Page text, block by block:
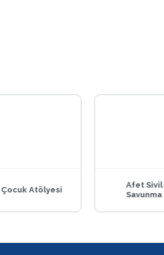
Çocuk Atölyesi
Afet Sivil
Savunma